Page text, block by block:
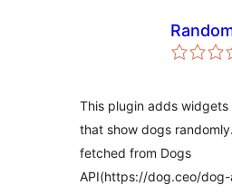
This plugin adds
that show dogs
fetched from Dogs
API(https://dog.ceo/